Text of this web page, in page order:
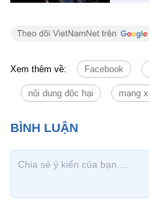
Xem thêm về: Facebook
nội dung độc hại mạng